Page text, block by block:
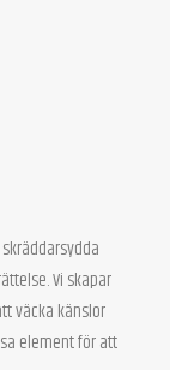
Vi skapar
väcka känslor
element för att